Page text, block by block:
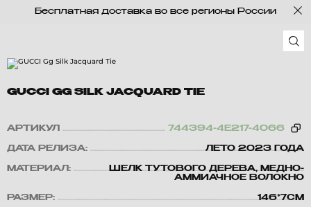
Бесплатная доставка во все регионы России
GUCCI GG SILK JACQUARD TIE
АРТИКУЛ 744394-4E217-4066
ДАТА РЕЛИЗА: ЛЕТО 2023 ГОДА
МАТЕРИАЛ:
ШЕЛК ТУТОВОГО ДЕРЕВА, МЕДНО-
АММИАЧНОЕ ВОЛОКНО
РАЗМЕР: 146*7CM